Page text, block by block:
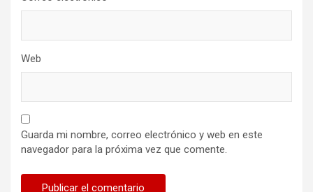
Web
Guarda mi nombre, correo electrónico y web en este
navegador para la próxima vez que comente.